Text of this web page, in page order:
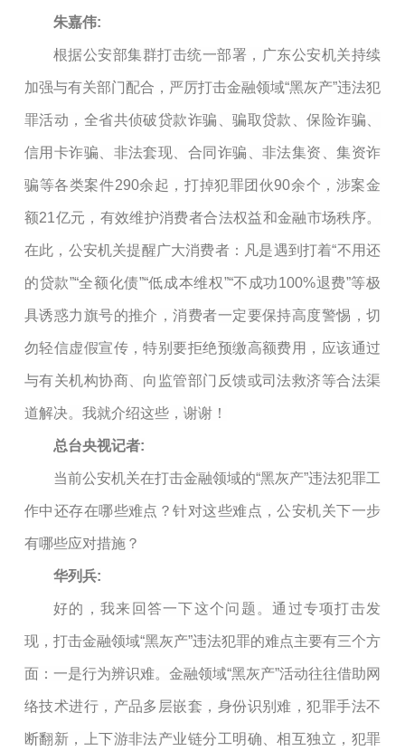
朱嘉伟:
根据公安部集群打击统一部署，广东公安机关持续
加强与有关部门配合，严厉打击金融领域“黑灰产”违法犯
罪活动，全省共侦破贷款诈骗、骗取贷款、保险诈骗、
信用卡诈骗、非法套现、合同诈骗、非法集资、集资诈
骗等各类案件290余起，打掉犯罪团伙90余个，涉案金
额21亿元，有效维护消费者合法权益和金融市场秩序。
在此，公安机关提醒广大消费者：凡是遇到打着“不用还
的贷款”“全额化债”“低成本维权”“不成功100%退费”等极
具诱惑力旗号的推介，消费者一定要保持高度警惕，切
勿轻信虚假宣传，特别要拒绝预缴高额费用，应该通过
与有关机构协商、向监管部门反馈或司法救济等合法渠
道解决。我就介绍这些，谢谢！
总台央视记者:
当前公安机关在打击金融领域的“黑灰产”违法犯罪工
作中还存在哪些难点？针对这些难点，公安机关下一步
有哪些应对措施？
华列兵:
好的，我来回答一下这个问题。通过专项打击发
现，打击金融领域“黑灰产”违法犯罪的难点主要有三个方
面：一是行为辨识难。金融领域“黑灰产”活动往往借助网
络技术进行，产品多层嵌套，身份识别难，犯罪手法不
断翻新，上下游非法产业链分工明确、相互独立，犯罪